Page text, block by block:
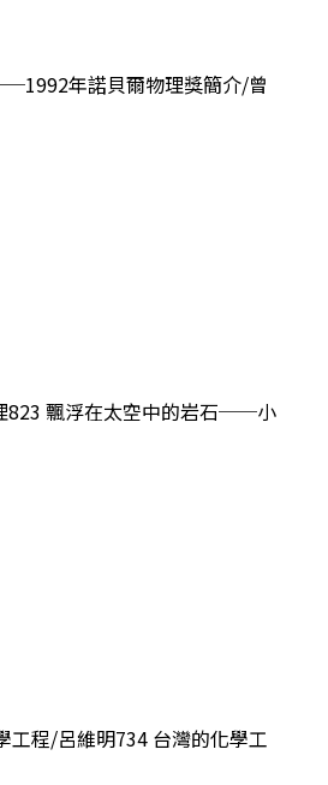
年諾貝爾物理獎簡介/曾
823 飄浮在太空中的岩石──小
工程/呂維明734 台灣的化學工